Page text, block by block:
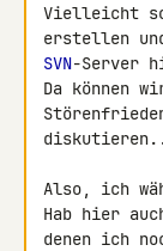
Vielleicht
SVN-Server
Da können
Also, ich
Hab hier
denen ich